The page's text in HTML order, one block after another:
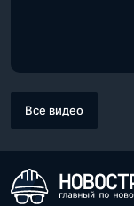
Все видео